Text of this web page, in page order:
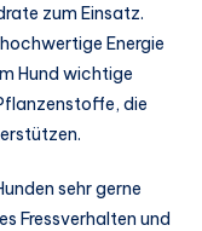
zum Einsatz.
Energie
Hund wichtige
die
sehr gerne
Fressverhalten und